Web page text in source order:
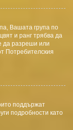
Вашата група по
и ранг трябва да
да разреши или
Потребителския
поддържат
подробности като